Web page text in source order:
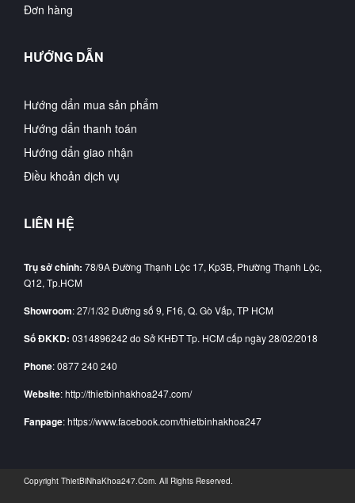
Đơn hàng
HƯỚNG DẪN
Hướng dẩn mua sản phẩm
Hướng dẩn thanh toán
Hướng dẩn giao nhận
Điều khoản dịch vụ
LIÊN HỆ
Trụ sở chính: 78/9A Đường Thạnh Lộc 17, Kp3B, Phường Thạnh Lộc,
Q12, Tp.HCM
Showroom: 27/1/32 Đường số 9, F16, Q. Gò Vấp, TP HCM
Số ĐKKD: 0314896242 do Sở KHĐT Tp. HCM cấp ngày 28/02/2018
Phone: 0877 240 240
Website: http://thietbinhakhoa247.com/
Fanpage: https://www.facebook.com/thietbinhakhoa247
Copyright ThietBiNhaKhoa247.Com. All Rights Reserved.